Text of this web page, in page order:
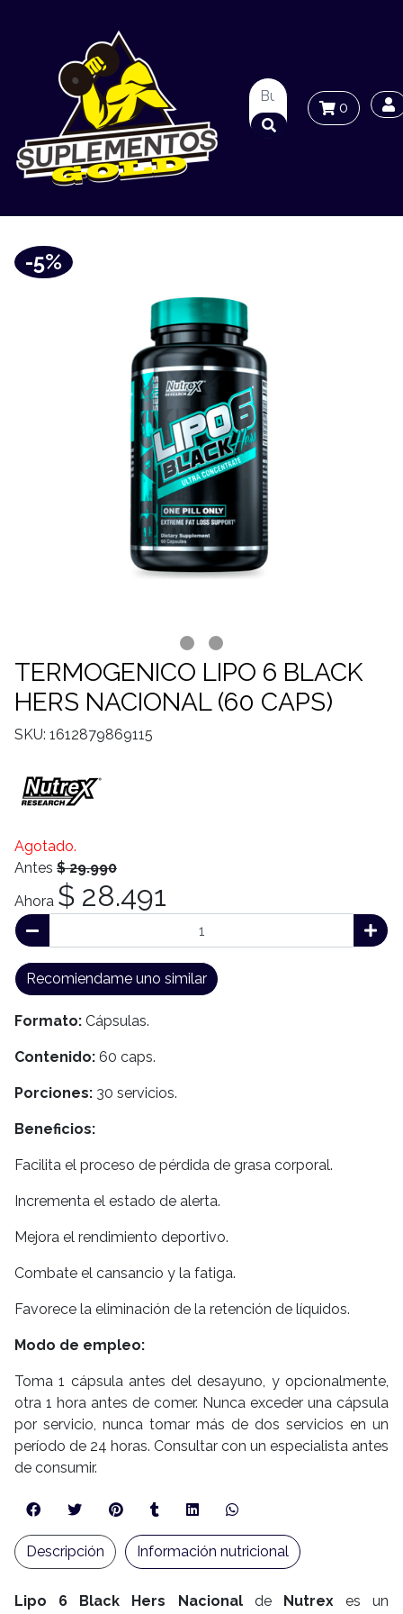
0
-5%
TERMOGENICO LIPO 6 BLACK
HERS NACIONAL (60 CAPS)
SKU: 1612879869115
Agotado.
Antes $ 29.990
Ahora $ 28.491
Recomiendame uno similar
Formato: Cápsulas.
Contenido: 60 caps.
Porciones: 30 servicios.
Beneficios:
Facilita el proceso de pérdida de grasa corporal.
Incrementa el estado de alerta.
Mejora el rendimiento deportivo.
Combate el cansancio y la fatiga.
Favorece la eliminación de la retención de líquidos.
Modo de empleo:
Toma 1 cápsula antes del desayuno, y opcionalmente,
otra 1 hora antes de comer. Nunca exceder una cápsula
por servicio, nunca tomar más de dos servicios en un
período de 24 horas. Consultar con un especialista antes
de consumir.
Lipo 6 Black Hers Nacionalde Nutrexes un
Descripción Información nutricional